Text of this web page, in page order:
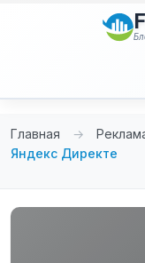
Главная →
Яндекс Директе